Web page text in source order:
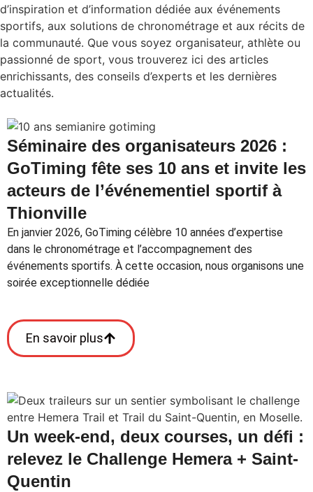
d’inspiration et d’information dédiée aux événements
sportifs, aux solutions de chronométrage et aux récits de
la communauté. Que vous soyez organisateur, athlète ou
passionné de sport, vous trouverez ici des articles
enrichissants, des conseils d’experts et les dernières
actualités.
Séminaire des organisateurs 2026 :
GoTiming fête ses 10 ans et invite les
acteurs de l’événementiel sportif à
Thionville
En janvier 2026, GoTiming célèbre 10 années d’expertise
dans le chronométrage et l’accompagnement des
événements sportifs. À cette occasion, nous organisons une
soirée exceptionnelle dédiée
En savoir plus
Un week-end, deux courses, un défi :
relevez le Challenge Hemera + Saint-
Quentin